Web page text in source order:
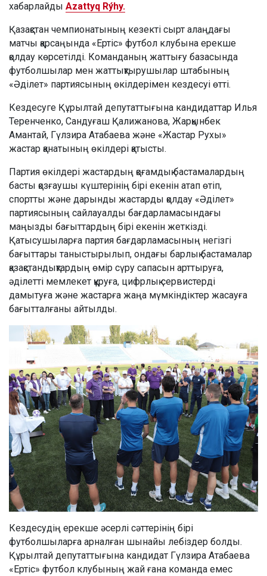
хабарлайды Azattyq Rýhy.
Қазақстан чемпионатының кезекті сырт алаңдағы
матчы қарсаңында «Ертіс» футбол клубына ерекше
қолдау көрсетілді. Команданың жаттығу базасында
футболшылар мен жаттықтырушылар штабының
«Әділет» партиясының өкілдерімен кездесуі өтті.
Кездесуге Құрылтай депутаттығына кандидаттар Илья
Теренченко, Сандуғаш Қалижанова, Жарқынбек
Амантай, Гүлзира Атабаева және «Жастар Рухы»
жастар қанатының өкілдері қатысты.
Партия өкілдері жастардың қоғамдық бастамалардың
басты қозғаушы күштерінің бірі екенін атап өтіп,
спортты және дарынды жастарды қолдау «Әділет»
партиясының сайлауалды бағдарламасындағы
маңызды бағыттардың бірі екенін жеткізді.
Қатысушыларға партия бағдарламасының негізгі
бағыттары таныстырылып, ондағы барлық бастамалар
қазақстандықтардың өмір сүру сапасын арттыруға,
әділетті мемлекет құруға, цифрлық сервистерді
дамытуға және жастарға жаңа мүмкіндіктер жасауға
бағытталғаны айтылды.
Кездесудің ерекше әсерлі сәттерінің бірі
футболшыларға арналған шынайы лебіздер болды.
Құрылтай депутаттығына кандидат Гүлзира Атабаева
«Ертіс» футбол клубының жай ғана команда емес